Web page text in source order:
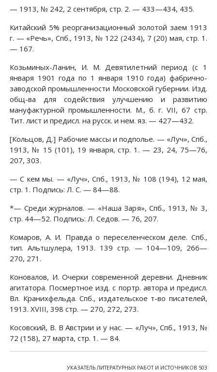
— 1913, № 242, 2 сентября, стр. 2. — 433—434, 435.
Китайский 5% реорганизационный золотой заем 1913
г. — «Речь», Спб., 1913, № 122 (2434), 7 (20) мая, стр. 1.
— 167.
Козьминых-Ланин, И. М. Девятилетний период (с 1
января 1901 года по 1 января 1910 года) фабрично-
заводской промышленности Московской губернии. Изд.
общ-ва для содействия улучшению и развитию
мануфактурной промышленности. М., б. г. VII, 67 стр.
Тит. лист и предисл. на русск. и нем. яз. — 427—432.
[Кольцов, Д.] Рабочие массы и подполье. — «Луч», Спб.,
1913, № 15 (101), 19 января, стр. 1. — 23, 24, 75—76,
207, 303.
— С кем мы. — «Луч», Спб., 1913, № 108 (194), 12 мая,
стр. 1. Подпись: Л. С. — 84—88.
*— Среди журналов. — «Наша Заря», Спб., 1913, № 3,
стр. 44—52. Подпись: Л. Седов. — 76, 207.
Комаров, А. И. Правда о переселенческом деле. Спб.,
тип. Альтшулера, 1913. 139 стр. — 104—109, 266—
270, 271.
Коновалов, И. Очерки современной деревни. Дневник
агитатора. Посмертное изд. с портр. автора и предисл.
Вл. Кранихфельда. Спб., издательское т-во писателей,
1913. XVIII, 398 стр. — 270, 272, 273.
Косовский, В. В Австрии и у нас. — «Луч», Спб., 1913, №
72 (158), 27 марта, стр. 1. — 84.
УКАЗАТЕЛЬ ЛИТЕРАТУРНЫХ РАБОТ И ИСТОЧНИКОВ 503